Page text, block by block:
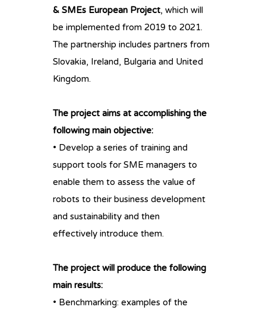
& SMEs European Project, which will
be implemented from 2019 to 2021.
The partnership includes partners from
Slovakia, Ireland, Bulgaria and United
Kingdom.
The project aims at accomplishing the
following main objective:
• Develop a series of training and
support tools for SME managers to
enable them to assess the value of
robots to their business development
and sustainability and then
effectively introduce them.
The project will produce the following
main results:
• Benchmarking: examples of the